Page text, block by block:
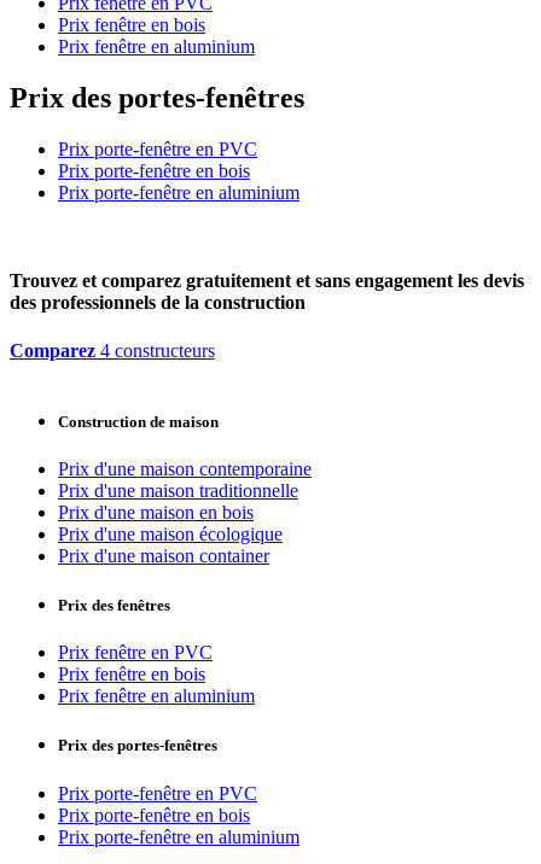
Prix fenêtre en bois
Prix fenêtre en aluminium
Prix des portes-fenêtres
Prix porte-fenêtre en PVC
Prix porte-fenêtre en bois
Prix porte-fenêtre en aluminium
Trouvez et comparez gratuitement et sans engagement les devis
des professionnels de la construction
Comparez 4 constructeurs
Construction de maison
Prix d'une maison contemporaine
Prix d'une maison traditionnelle
Prix d'une maison en bois
Prix d'une maison écologique
Prix d'une maison container
Prix des fenêtres
Prix fenêtre en PVC
Prix fenêtre en bois
Prix fenêtre en aluminium
Prix des portes-fenêtres
Prix porte-fenêtre en PVC
Prix porte-fenêtre en bois
Prix porte-fenêtre en aluminium